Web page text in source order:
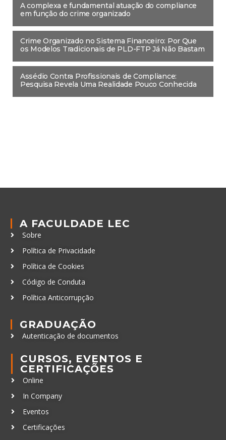
A complexa e fundamental atuação do compliance
em função do crime organizado
Crime Organizado no Sistema Financeiro: Por Que
os Modelos Tradicionais de PLD-FTP Já Não Bastam
Assédio Contra Profissionais de Compliance:
Pesquisa Revela Uma Realidade Pouco Conhecida
A FACULDADE LEC
Sobre
Política de Privacidade
Política de Cookies
Código de Conduta
Política Anticorrupção
GRADUAÇÃO
Autenticação de documentos
CURSOS, EVENTOS E
CERTIFICAÇÕES
Online
In Company
Eventos
Certificações